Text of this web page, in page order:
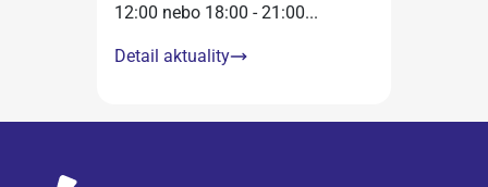
12:00 nebo 18:00 - 21:00...
Detail aktuality